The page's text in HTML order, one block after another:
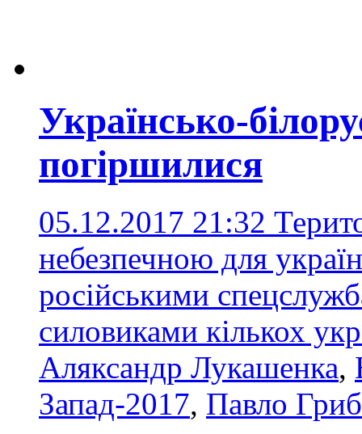
Українсько-
погіршилися
05.12.2017 21:32
небезпечною для
російськими
силовиками кількох
Аляксандр Лукашенка,
Запад-2017, Павло Гриб